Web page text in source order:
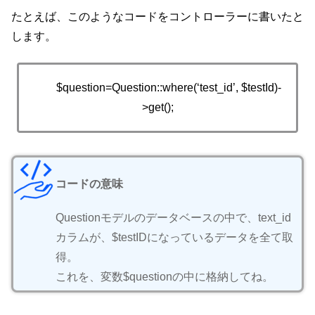
たとえば、このようなコードをコントローラーに書いたと
します。
$question=Question::where(‘test_id’, $testId)-
>get();
コードの意味
Questionモデルのデータベースの中で、text_id
カラムが、$testIDになっているデータを全て取
得。
これを、変数$questionの中に格納してね。